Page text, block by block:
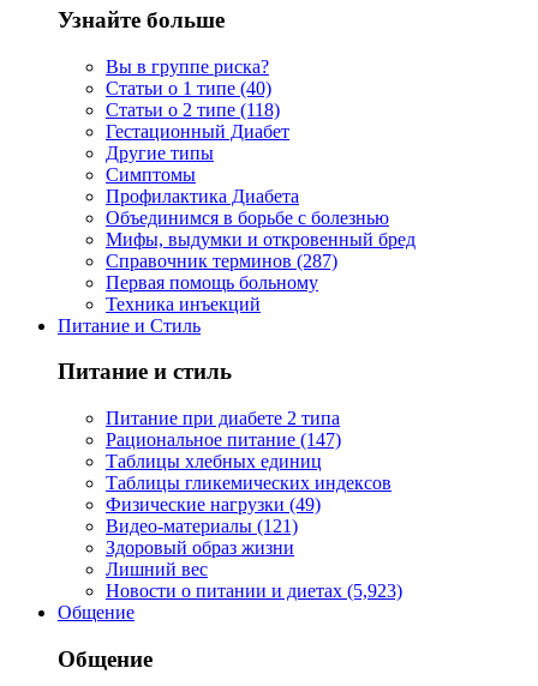
Узнайте больше
Вы в группе риска?
Статьи о 1 типе (40)
Статьи о 2 типе (118)
Гестационный Диабет
Другие типы
Симптомы
Профилактика Диабета
Объединимся в борьбе с болезнью
Мифы, выдумки и откровенный бред
Справочник терминов (287)
Первая помощь больному
Техника инъекций
Питание и Стиль
Питание и стиль
Питание при диабете 2 типа
Рациональное питание (147)
Таблицы хлебных единиц
Таблицы гликемических индексов
Физические нагрузки (49)
Видео-материалы (121)
Здоровый образ жизни
Лишний вес
Новости о питании и диетах (5,923)
Общение
Общение